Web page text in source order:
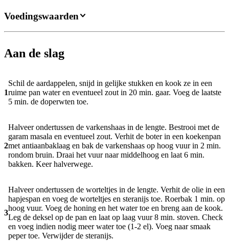
Aan de slag
1
Schil de aardappelen, snijd in gelijke stukken en kook ze in een
ruime pan water en eventueel zout in 20 min. gaar. Voeg de laatste
5 min. de doperwten toe.
2
Halveer ondertussen de varkenshaas in de lengte. Bestrooi met de
garam masala en eventueel zout. Verhit de boter in een koekenpan
met antiaanbaklaag en bak de varkenshaas op hoog vuur in 2 min.
rondom bruin. Draai het vuur naar middelhoog en laat 6 min.
bakken. Keer halverwege.
3
Halveer ondertussen de worteltjes in de lengte. Verhit de olie in een
hapjespan en voeg de worteltjes en steranijs toe. Roerbak 1 min. op
hoog vuur. Voeg de honing en het water toe en breng aan de kook.
Leg de deksel op de pan en laat op laag vuur 8 min. stoven. Check
en voeg indien nodig meer water toe (1-2 el). Voeg naar smaak
peper toe. Verwijder de steranijs.
Voedingswaarden